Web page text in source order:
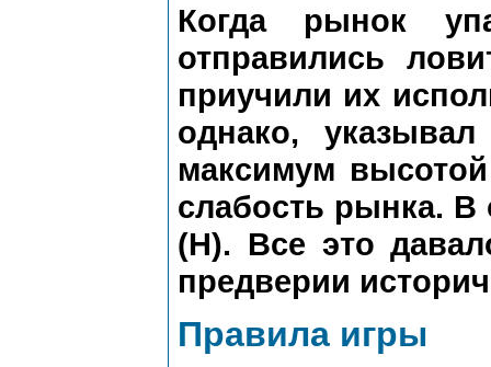
Когда рынок
отправились
приучили их
однако,
максимум
слабость рынка. В
(Н). Все это
предверии
Правила игры